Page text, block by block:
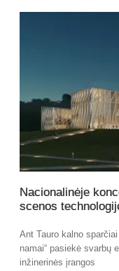
Nacionalinėje
scenos
Ant Tauro kalno
namai“ pasiekė svarbų
inžinerinės įrangos